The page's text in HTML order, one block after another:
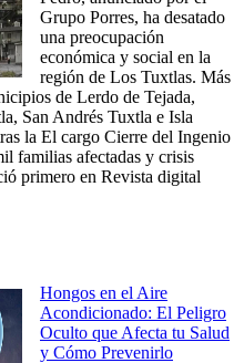
Grupo Porres, ha desatado
una preocupación
económica y social en la
región de Los Tuxtlas. Más
de Lerdo de Tejada,
San Andrés Tuxtla e Isla
la El cargo Cierre del Ingenio
familias afectadas y crisis
primero en Revista digital
Hongos en el Aire
Acondicionado: El Peligro
Oculto que Afecta tu Salud
y Cómo Prevenirlo